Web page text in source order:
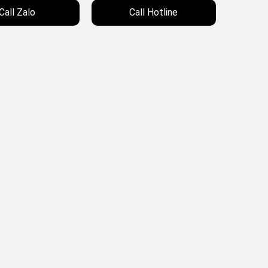
Zalo Call Hotline